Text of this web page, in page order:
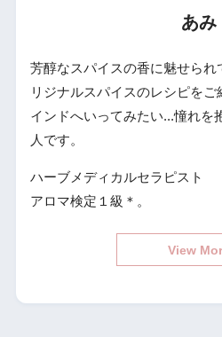
あみ
芳醇なスパイスの香に魅せられ
リジナルスパイスのレシピを
インドへいってみたい...憧れを
人です。
ハーブメディカルセラピスト
アロマ検定１級＊。
View